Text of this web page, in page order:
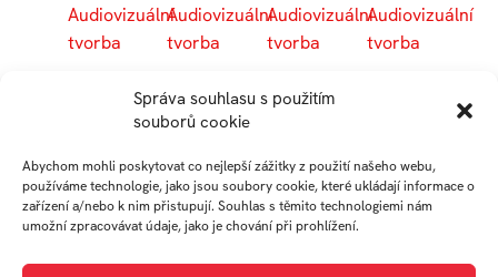
Správa souhlasu s použitím
souborů cookie
Abychom mohli poskytovat co nejlepší zážitky z použití našeho webu,
používáme technologie, jako jsou soubory cookie, které ukládají informace o
zařízení a/nebo k nim přistupují. Souhlas s těmito technologiemi nám
umožní zpracovávat údaje, jako je chování při prohlížení.
Audiovizuální
tvorba
Audiovizuální
tvorba
Audiovizuální
tvorba
Audiovizuální
tvorba
JAROSLAV
NEČAS
absolvent
Ateliér
VALERIE
PETŘÍKOVÁ
student
Ateliér
ČLUPNÁ
absolvent
Ateliér